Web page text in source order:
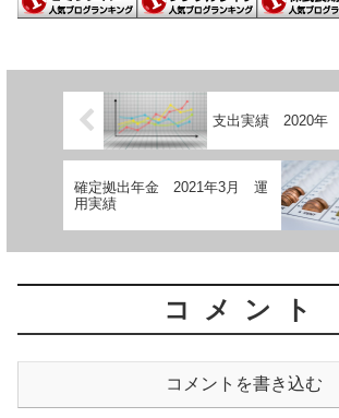
支出実績 2020年
確定拠出年金 2021年3月 運
用実績
コメント
コメントを書き込む